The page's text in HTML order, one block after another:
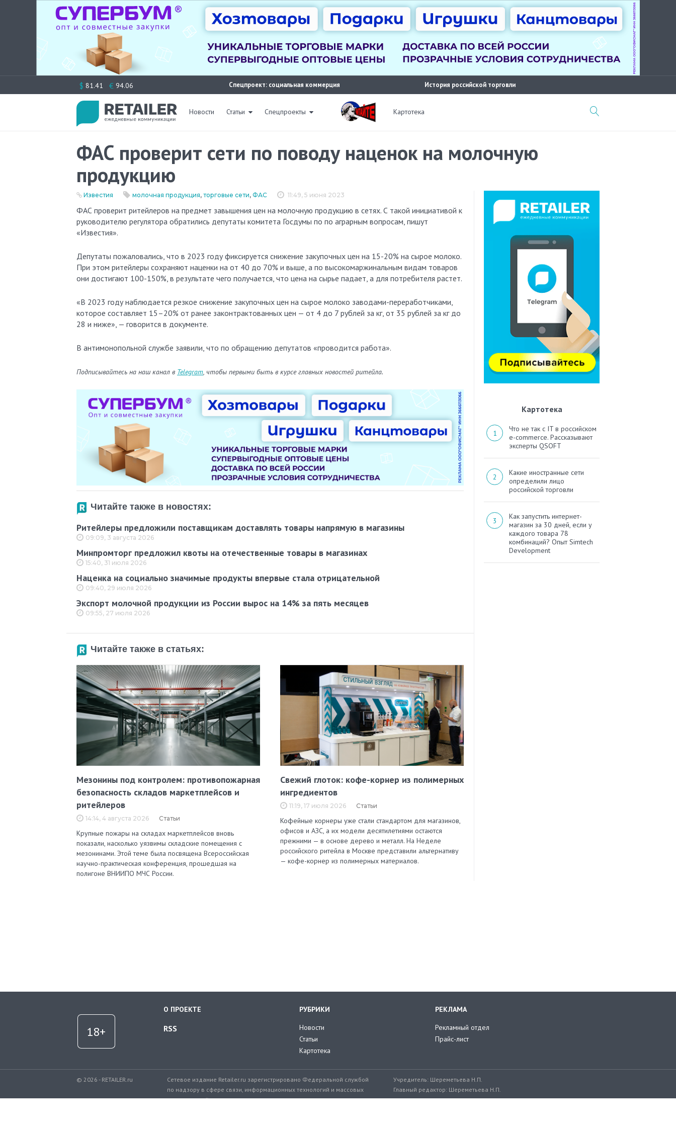
к
$ 81.41 € 94.06 Спецпроект: социальная коммерция История российской торговли
Новости Статьи Спецпроекты Картотека
ФАС проверит сети по поводу наценок на молочную
продукцию
11:49, 5 июня 2023
Известия молочная продукция, торговые сети, ФАС
ФАС проверит ритейлеров на предмет завышения цен на молочную продукцию в сетях. С такой инициативой к
руководителю регулятора обратились депутаты комитета Госдумы по по аграрным вопросам, пишут
«Известия».
Депутаты пожаловались, что в 2023 году фиксируется снижение закупочных цен на 15-20% на сырое молоко.
При этом ритейлеры сохраняют наценки на от 40 до 70% и выше, а по высокомаржинальным видам товаров
они достигают 100-150%, в результате чего получается, что цена на сырье падает, а для потребителя растет.
«В 2023 году наблюдается резкое снижение закупочных цен на сырое молоко заводами-переработчиками,
которое составляет 15–20% от ранее законтрактованных цен — от 4 до 7 рублей за кг, от 35 рублей за кг до
28 и ниже», — говорится в документе.
В антимонопольной службе заявили, что по обращению депутатов «проводится работа».
Подписывайтесь на наш канал в Telegram, чтобы первыми быть в курсе главных новостей ритейла.
Читайте также в новостях:
Ритейлеры предложили поставщикам доставлять товары напрямую в магазины
09:09, 3 августа 2026
Минпромторг предложил квоты на отечественные товары в магазинах
15:40, 31 июля 2026
Наценка на социально значимые продукты впервые стала отрицательной
09:40, 29 июля 2026
Экспорт молочной продукции из России вырос на 14% за пять месяцев
09:55, 27 июля 2026
Читайте также в статьях:
Мезонины под контролем: противопожарная
безопасность складов маркетплейсов и
ритейлеров
14:14, 4 августа 2026 Статьи
Крупные пожары на складах маркетплейсов вновь
показали, насколько уязвимы складские помещения с
мезонинами. Этой теме была посвящена Всероссийская
научно-практическая конференция, прошедшая на
полигоне ВНИИПО МЧС России.
Свежий глоток: кофе-корнер из полимерных
ингредиентов
11:19, 17 июля 2026 Статьи
Кофейные корнеры уже стали стандартом для магазинов,
офисов и АЗС, а их модели десятилетиями остаются
прежними — в основе дерево и металл. На Неделе
российского ритейла в Москве представили альтернативу
— кофе-корнер из полимерных материалов.
Картотека
Что не так с IT в российском
e-commerce. Рассказывают
эксперты QSOFT
Какие иностранные сети
определили лицо
российской торговли
Как запустить интернет-
магазин за 30 дней, если у
каждого товара 78
комбинаций? Опыт Simtech
Development
О ПРОЕКТЕ
RSS
РУБРИКИ
Новости
Статьи
Картотека
РЕКЛАМА
Рекламный отдел
Прайс-лист
© 2026 - RETAILER.ru
Сетевое издание Retailer.ru зарегистрировано Федеральной службой
по надзору в сфере связи, информационных технологий и массовых
коммуникаций.
Учредитель: Шереметьева Н.П.
Главный редактор: Шереметьева Н.П.